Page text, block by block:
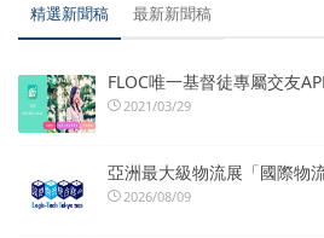
精選新聞稿 最新新聞稿
FLOC唯一基督徒專屬交友
2021/03/29
亞洲最大級物流展「國際物
2026/08/09